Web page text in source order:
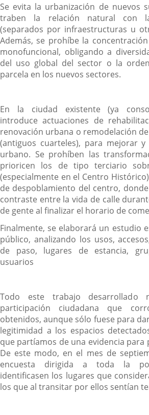
Se evita la urbanización de nuevos
traben la relación natural con
(separados por infraestructuras u
Además, se prohíbe la
monofuncional, obligando a
del uso global del sector o la
parcela en los nuevos sectores.
En la ciudad existente (ya
introduce actuaciones de
renovación urbana o remodelación
(antiguos cuarteles), para mejorar
urbano. Se prohíben las
prioricen los de tipo terciario
(especialmente en el Centro
de despoblamiento del centro,
contraste entre la vida de calle
de gente al finalizar el horario de
Finalmente, se elaborará un estudio
público, analizando los usos,
de paso, lugares de estancia,
usuarios
Todo este trabajo desarrollado
participación ciudadana que
obtenidos, aunque sólo fuese para
legitimidad a los espacios
que partíamos de una evidencia
De este modo, en el mes de
encuesta dirigida a toda la
identificasen los lugares que
los que al transitar por ellos sentían